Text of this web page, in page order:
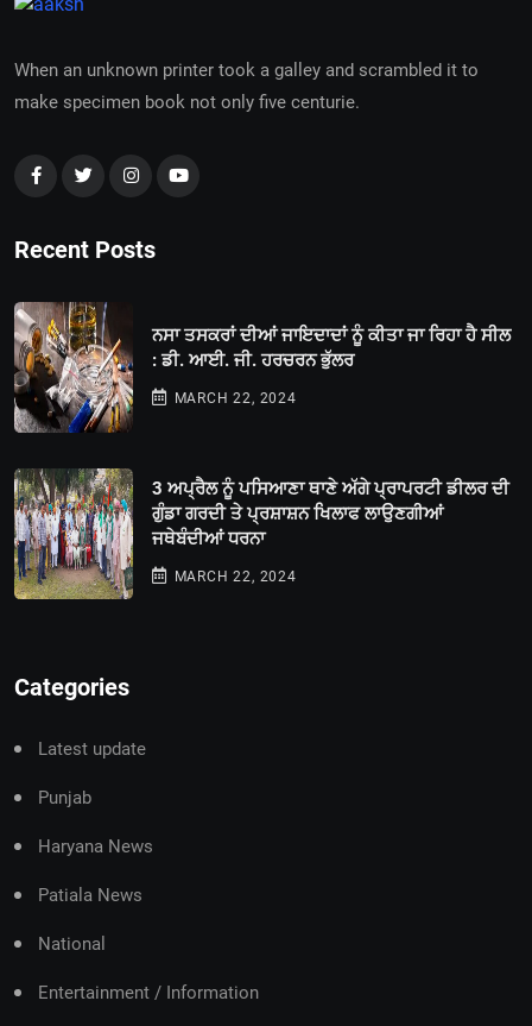
When an unknown printer took a galley and scrambled it to
make specimen book not only five centurie.
Recent Posts
ਨਸਾ ਤਸਕਰਾਂ ਦੀਆਂ ਜਾਇਦਾਦਾਂ ਨੂੰ ਕੀਤਾ ਜਾ ਰਿਹਾ ਹੈ ਸੀਲ
: ਡੀ. ਆਈ. ਜੀ. ਹਰਚਰਨ ਭੁੱਲਰ
MARCH 22, 2024
3 ਅਪ੍ਰੈਲ ਨੂੰ ਪਸਿਆਣਾ ਥਾਣੇ ਅੱਗੇ ਪ੍ਰਾਪਰਟੀ ਡੀਲਰ ਦੀ
ਗੁੰਡਾ ਗਰਦੀ ਤੇ ਪ੍ਰਸ਼ਾਸ਼ਨ ਖਿਲਾਫ ਲਾਉਣਗੀਆਂ
ਜਥੇਬੰਦੀਆਂ ਧਰਨਾ
MARCH 22, 2024
Categories
Latest update
Punjab
Haryana News
Patiala News
National
Entertainment / Information